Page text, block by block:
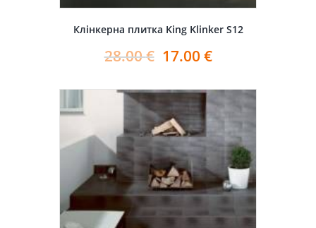
Клінкерна плитка King Klinker S12
28.00€ 17.00 €